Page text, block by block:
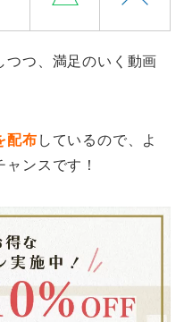
つつ、満足のいく動画
配布 しているので、よ
ンスです！